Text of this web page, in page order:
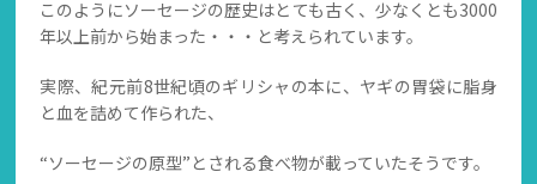
このようにソーセージの歴史はとても古く、少なくとも3000
年以上前から始まった・・・と考えられています。
実際、紀元前8世紀頃のギリシャの本に、ヤギの胃袋に脂身
と血を詰めて作られた、
“ソーセージの原型”とされる食べ物が載っていたそうです。